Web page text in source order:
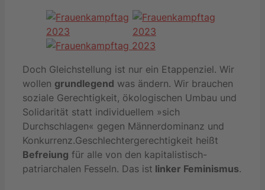
Doch Gleichstellung ist nur ein Etappenziel. Wir
wollen grundlegend was ändern. Wir brauchen
soziale Gerechtigkeit, ökologischen Umbau und
Solidarität statt individuellem »sich
Durchschlagen« gegen Männerdominanz und
Konkurrenz.Geschlechtergerechtigkeit heißt
Befreiung für alle von den kapitalistisch-
patriarchalen Fesseln. Das ist linker Feminismus.